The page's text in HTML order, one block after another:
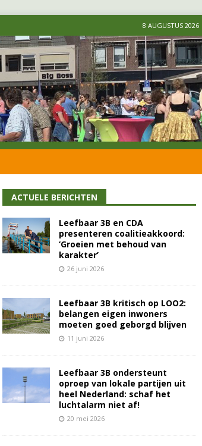
8 AUGUSTUS 2026
ACTUELE BERICHTEN
Leefbaar 3B en CDA
presenteren coalitieakkoord:
‘Groeien met behoud van
karakter’
26 juni 2026
Leefbaar 3B kritisch op LOO2:
belangen eigen inwoners
moeten goed geborgd blijven
11 juni 2026
Leefbaar 3B ondersteunt
oproep van lokale partijen uit
heel Nederland: schaf het
luchtalarm niet af!
20 mei 2026